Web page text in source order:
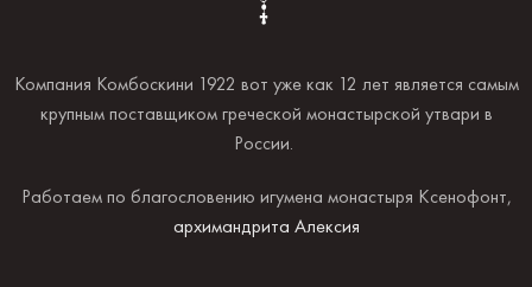
Компания Комбоскини 1922 вот уже как 12 лет является самым
крупным поставщиком греческой монастырской утвари в
России.
Работаем по благословению игумена монастыря Ксенофонт,
архимандрита Алексия